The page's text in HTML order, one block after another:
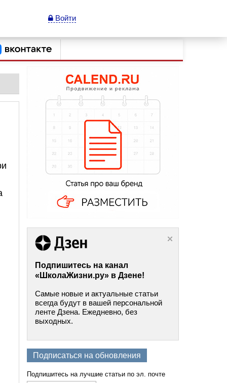
Войти
Подпишитесь на канал
«ШколаЖизни.ру» в Дзене!
Самые новые и актуальные статьи
всегда будут в вашей персональной
ленте Дзена. Ежедневно, без
выходных.
Подписаться на обновления
Подпишитесь на лучшие статьи по эл. почте